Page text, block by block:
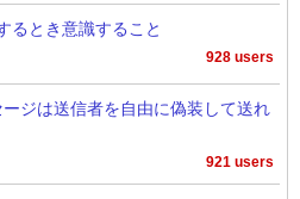
るとき意識すること
928 users
ジは送信者を自由に偽装して送れ
921 users